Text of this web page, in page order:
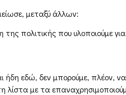
μεταξύ άλλων:
πολιτικής που υλοποιούμε
ήδη εδώ, δεν μπορούμε, πλέον,
με τα